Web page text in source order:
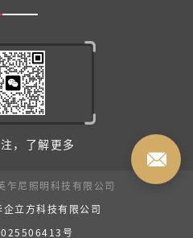
，了解更多
尼照明科技有限公司
企立方科技有限公司
号